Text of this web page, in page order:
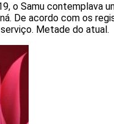
o Samu contemplava
De acordo com os
Metade do atual.